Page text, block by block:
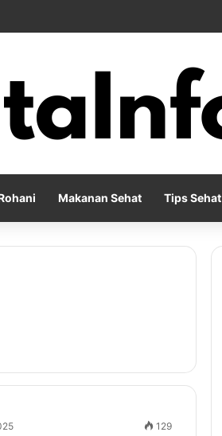
dan Emosi Tetap Seimbang
Makanan Sehat Tips Sehat
129